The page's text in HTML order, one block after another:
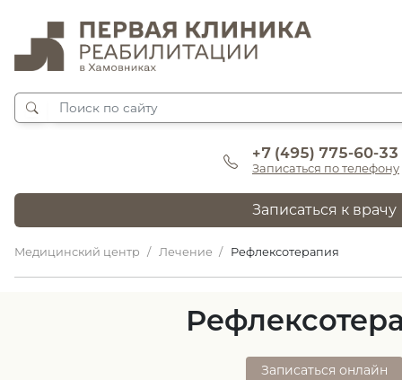
+7 (495) 775-60-33
Записаться по телефону
Записаться к врачу
Медицинский центр Лечение Рефлексотерапия
Записаться онлайн